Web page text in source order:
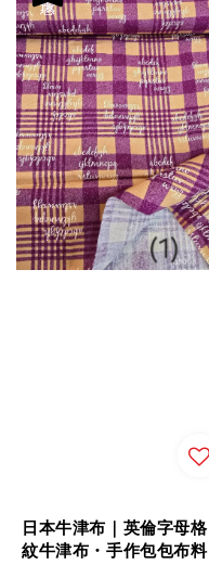
日本牛津布｜英倫字母格
紋牛津布・手作包包布料